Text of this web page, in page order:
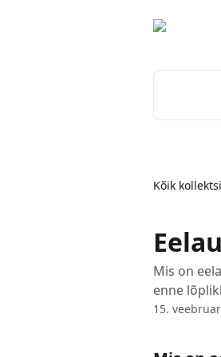
Kõik
Mis on
enne
15.